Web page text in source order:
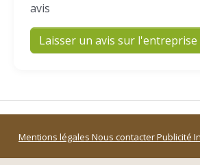
avis
Laisser un avis sur l'entreprise
Mentions légales Nous contacterPublicité